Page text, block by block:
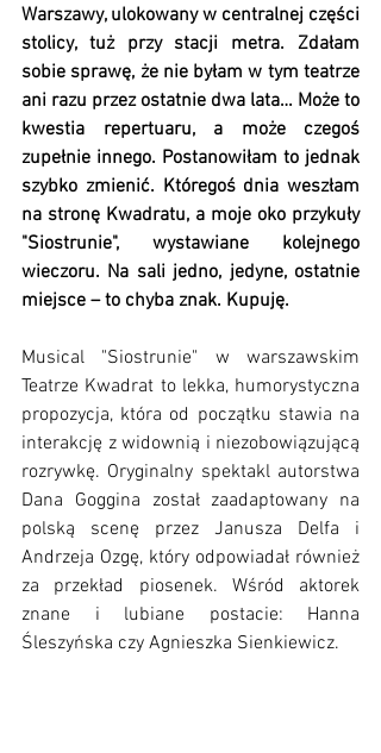
Warszawy, ulokowany w centralnej części
stolicy, tuż przy stacji metra. Zdałam
sobie sprawę, że nie byłam w tym teatrze
ani razu przez ostatnie dwa lata… Może to
kwestia repertuaru, a może czegoś
zupełnie innego. Postanowiłam to jednak
szybko zmienić. Któregoś dnia weszłam
na stronę Kwadratu, a moje oko przykuły
"Siostrunie", wystawiane kolejnego
wieczoru. Na sali jedno, jedyne, ostatnie
miejsce – to chyba znak. Kupuję.
Musical "Siostrunie" w warszawskim
Teatrze Kwadrat to lekka, humorystyczna
propozycja, która od początku stawia na
interakcję z widownią i niezobowiązującą
rozrywkę. Oryginalny spektakl autorstwa
Dana Goggina został zaadaptowany na
polską scenę przez Janusza Delfa i
Andrzeja Ozgę, który odpowiadał również
za przekład piosenek. Wśród aktorek
znane i lubiane postacie: Hanna
Śleszyńska czy Agnieszka Sienkiewicz.